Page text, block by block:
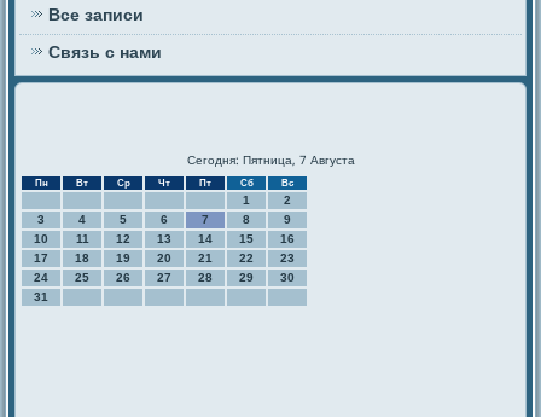
Все записи
Связь с нами
Сегодня: Пятница, 7 Августа
Пн Вт Ср Чт Пт Сб Вс
1
2
3
4 5 6 7 8
9
10
11 12 13 14 15
16
17
18 19 20 21 22
23
24
25 26 27 28 29
30
31